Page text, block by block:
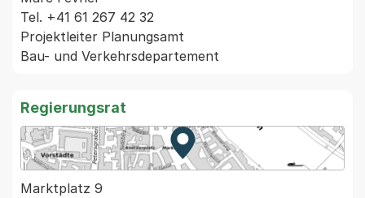
Tel. +41 61 267 42 32
Projektleiter Planungsamt
Regierungsrat
Zur Karte von MapBS.
Externer Link, wird in einem
Marktplatz 9